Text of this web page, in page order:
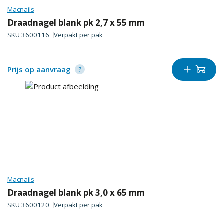
Macnails
Draadnagel blank pk 2,7 x 55 mm
SKU 3600116 Verpakt perpak
Prijs op aanvraag
Macnails
Draadnagel blank pk 3,0 x 65 mm
SKU 3600120 Verpakt perpak